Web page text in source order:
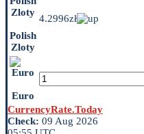
Polish
Zloty
4.2996zł
Euro
CurrencyRate.Today
Check: 09 Aug 2026